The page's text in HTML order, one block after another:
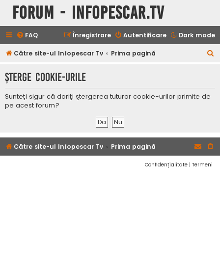
Forum - InfoPescar.Tv
Dark mode
FAQ Autentificare
Înregistrare
Către site-ul Infopescar Tv Prima pagină
t
Şterge cookie-urile
Sunteţi sigur că doriţi ştergerea tuturor cookie-urilor primite de
pe acest forum?
Către site-ul Infopescar Tv Prima pagină
Confidențialitate | Termeni